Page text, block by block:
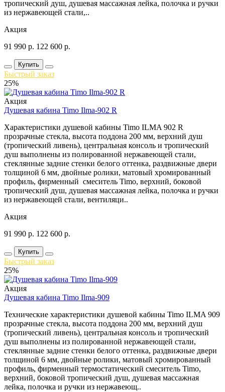
тропический душ, душевая массажная лейка, полочка и ручки
из нержавеющей стали,..
Акция
91 990 р. 122 600 р.
Купить
Быстрый заказ
25%
Акция
Душевая кабина Timo Ilma-902 R
Характеристики душевой кабины Timo ILMA 902 R
прозрачные стекла, высота поддона 200 мм, верхний душ
(тропический ливень), центральная консоль и тропический
душ выполнены из полированной нержавеющей стали,
стеклянные задние стенки белого оттенка, раздвижные двери
толщиной 6 мм, двойные ролики, матовый хромированный
профиль, фирменный смеситель Timo, верхний, боковой
тропический душ, душевая массажная лейка, полочка и ручки
из нержавеющей стали, вентиляци..
Акция
91 990 р. 122 600 р.
Купить
Быстрый заказ
25%
Акция
Душевая кабина Timo Ilma-909
Технические характеристики душевой кабины Timo ILMA 909
прозрачные стекла, высота поддона 200 мм, верхний душ
(тропический ливень), центральная консоль и тропический
душ выполнены из полированной нержавеющей стали,
стеклянные задние стенки белого оттенка, раздвижные двери
толщиной 6 мм, двойные ролики, матовый хромированный
профиль, фирменный термостатический смеситель Timo,
верхний, боковой тропический душ, душевая массажная
лейка, полочка и ручки из нержавеющ..